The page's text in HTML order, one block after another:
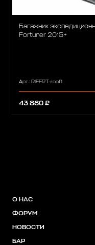
Багажник
Fortuner 2015+
Арт.: RIFFRT-roof1
43 880 ₽
О НАС
ФОРУМ
НОВОСТИ
БАР